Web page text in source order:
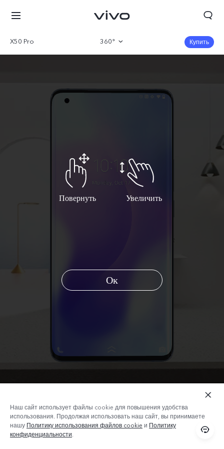
Россия | Выберите страну/регион
X50 Pro 360°
Характеристики
Купить
Увеличить
Повернуть
Ок
Наш сайт использует файлы cookie для повышения удобства
использования. Продолжая использовать наш сайт, вы принимаете
нашу Политику использования файлов cookie и Политику
конфиденциальности.